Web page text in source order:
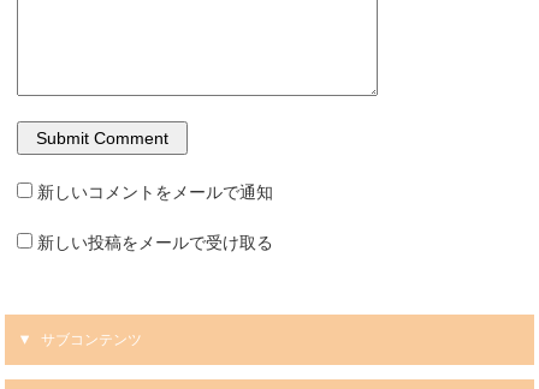
新しいコメントをメールで通知
新しい投稿をメールで受け取る
サブコンテンツ